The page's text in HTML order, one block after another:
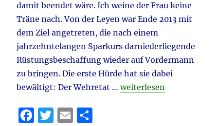
damit beendet wäre. Ich weine der Frau keine
Träne nach. Von der Leyen war Ende 2013 mit
dem Ziel angetreten, die nach einem
jahrzehntelangen Sparkurs darniederliegende
Rüstungsbeschaffung wieder auf Vordermann
zu bringen. Die erste Hürde hat sie dabei
bewältigt: Der Wehretat …„Die
weiterlesen
F
T
E